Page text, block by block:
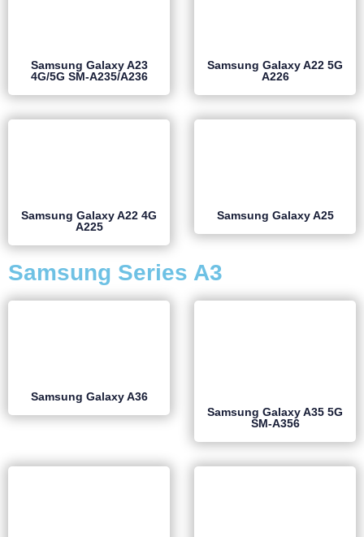
Samsung Galaxy A23
4G/5G SM-A235/A236
Samsung Galaxy A22 5G
A226
Samsung Galaxy A22 4G
A225
Samsung Galaxy A25
Samsung Series A3
Samsung Galaxy A36
Samsung Galaxy A35 5G
SM-A356